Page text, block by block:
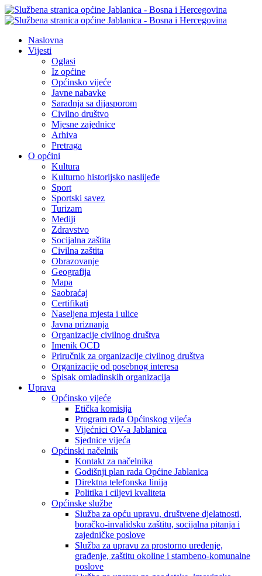
Naslovna
Vijesti
Oglasi
Iz općine
Općinsko vijeće
Javne nabavke
Saradnja sa dijasporom
Civilno društvo
Mjesne zajednice
Arhiva
Pretraga
O općini
Kultura
Kulturno historijsko naslijeđe
Sport
Sportski savez
Turizam
Mediji
Zdravstvo
Socijalna zaštita
Civilna zaštita
Obrazovanje
Geografija
Mapa
Saobraćaj
Certifikati
Naseljena mjesta i ulice
Javna priznanja
Organizacije civilnog društva
Imenik OCD
Priručnik za organizacije civilnog društva
Organizacije od posebnog interesa
Spisak omladinskih organizacija
Uprava
Općinsko vijeće
Etička komisija
Program rada Općinskog vijeća
Vijećnici OV-a Jablanica
Sjednice vijeća
Općinski načelnik
Kontakt za načelnika
Godišnji plan rada Općine Jablanica
Direktna telefonska linija
Politika i ciljevi kvaliteta
Općinske službe
Služba za opću upravu, društvene djelatnosti,
boračko-invalidsku zaštitu, socijalna pitanja i
zajedničke poslove
Služba za upravu za prostorno uređenje,
građenje, zaštitu okoline i stambeno-komunalne
poslove